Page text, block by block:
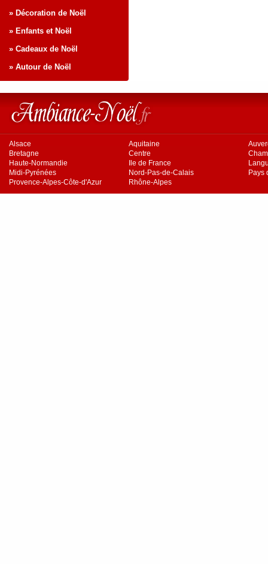
» Décoration de Noël
» Enfants et Noël
» Cadeaux de Noël
» Autour de Noël
Alsace Aquitaine
Bretagne
Centre
Haute-Normandie
Ile de France
Midi-Pyrénées
Nord-Pas-de-Calais
Pays
Provence-Alpes-Côte-d'Azur
Rhône-Alpes